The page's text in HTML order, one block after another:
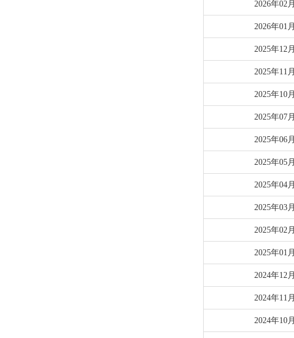
2026年02月
2026年01月
2025年12月
2025年11月
2025年10月
2025年07月
2025年06月
2025年05月
2025年04月
2025年03月
2025年02月
2025年01月
2024年12月
2024年11月
2024年10月